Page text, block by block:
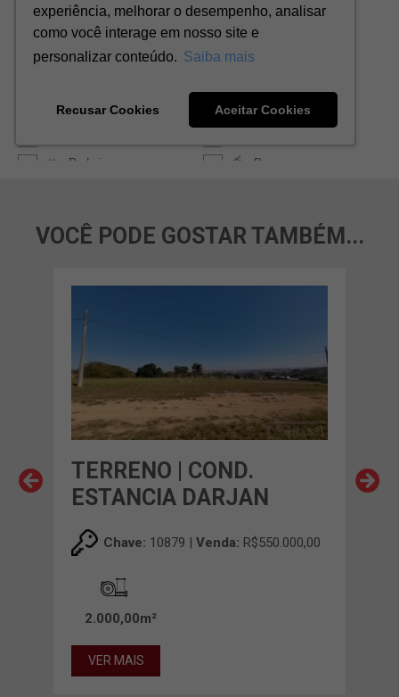
VOCÊ PODE GOSTAR TAMBÉM...
TERRENO | COND.
ESTANCIA DARJAN
Chave: 10879 | Venda: R$550.000,00
2.000,00m²
VER MAIS